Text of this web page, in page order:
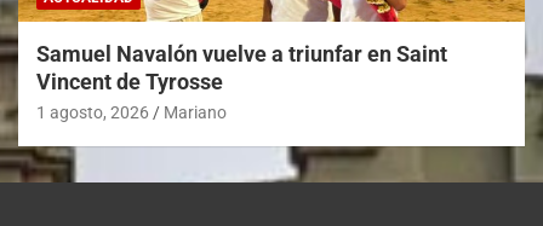
Samuel Navalón vuelve a triunfar en Saint
Vincent de Tyrosse
1 agosto, 2026 Mariano